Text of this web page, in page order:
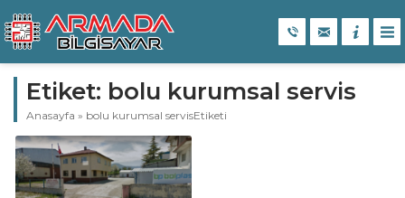
Etiket: bolu kurumsal servis
Anasayfa » bolu kurumsal servisEtiketi